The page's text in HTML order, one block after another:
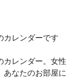
カレンダーです
カレンダー。女性
あなたのお部屋に